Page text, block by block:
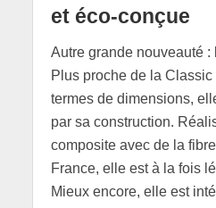
et éco-conçue
Autre grande nouveauté :
Plus proche de la
termes de dimensions,
par sa construction.
composite avec de la
France, elle est à la fois
Mieux encore, elle est